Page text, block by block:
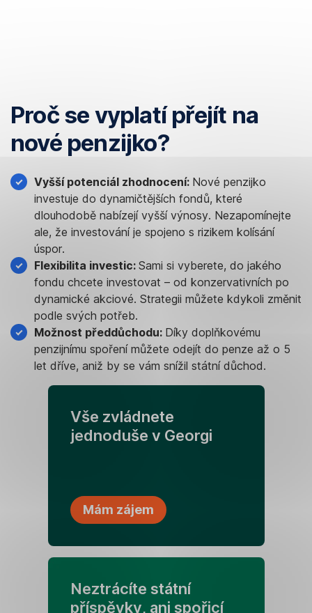
Proč se vyplatí přejít na
nové penzijko?
Vyšší potenciál zhodnocení: Nové penzijko
investuje do dynamičtějších fondů, které
dlouhodobě nabízejí vyšší výnosy. Nezapomínejte
ale, že investování je spojeno s rizikem kolísání
úspor.
Flexibilita investic: Sami si vyberete, do jakého
fondu chcete investovat – od konzervativních po
dynamické akciové. Strategii můžete kdykoli změnit
podle svých potřeb.
Možnost předdůchodu: Díky doplňkovému
penzijnímu spoření můžete odejít do penze až o 5
let dříve, aniž by se vám snížil státní důchod.
Vše zvládnete
jednoduše v Georgi
Mám zájem
Neztrácíte státní
příspěvky, ani spořicí